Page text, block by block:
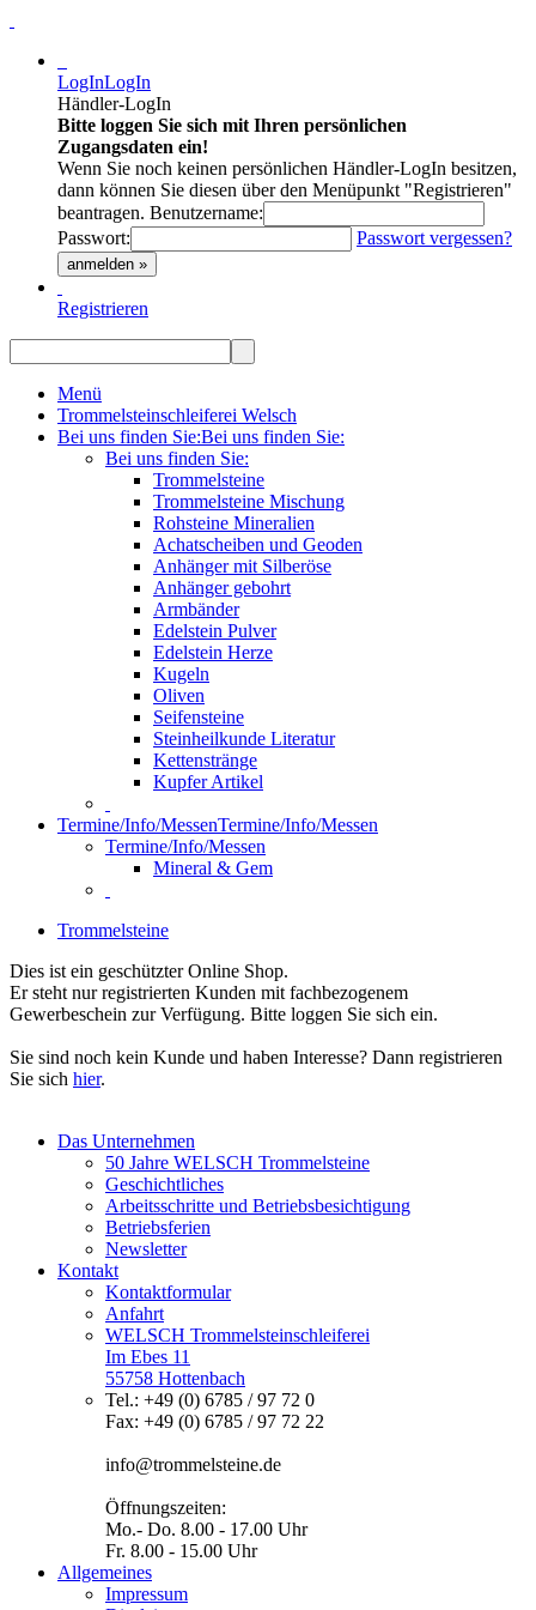
LogInLogIn
Händler-LogIn
Bitte loggen Sie sich mit Ihren persönlichen
Zugangsdaten ein!
Wenn Sie noch keinen persönlichen Händler-LogIn besitzen,
dann können Sie diesen über den Menüpunkt "Registrieren"
beantragen. Benutzername:
Passwort:
Passwort vergessen?
anmelden »
Registrieren
Menü
Trommelsteinschleiferei Welsch
Bei uns finden Sie:Bei uns finden Sie:
Bei uns finden Sie:
Trommelsteine
Trommelsteine Mischung
Rohsteine Mineralien
Achatscheiben und Geoden
Anhänger mit Silberöse
Anhänger gebohrt
Armbänder
Edelstein Pulver
Edelstein Herze
Kugeln
Oliven
Seifensteine
Steinheilkunde Literatur
Kettenstränge
Kupfer Artikel
Termine/Info/MessenTermine/Info/Messen
Termine/Info/Messen
Mineral & Gem
Trommelsteine
Dies ist ein geschützter Online Shop.
Er steht nur registrierten Kunden mit fachbezogenem
Gewerbeschein zur Verfügung. Bitte loggen Sie sich ein.
Sie sind noch kein Kunde und haben Interesse? Dann registrieren
Sie sich hier.
Das Unternehmen
50 Jahre WELSCH Trommelsteine
Geschichtliches
Arbeitsschritte und Betriebsbesichtigung
Betriebsferien
Newsletter
Kontakt
Kontaktformular
Anfahrt
WELSCH Trommelsteinschleiferei
Im Ebes 11
55758 Hottenbach
Tel.: +49 (0) 6785 / 97 72 0
Fax: +49 (0) 6785 / 97 72 22
info@trommelsteine.de
Öffnungszeiten:
Mo.- Do. 8.00 - 17.00 Uhr
Fr. 8.00 - 15.00 Uhr
Allgemeines
Impressum